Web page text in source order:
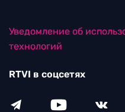
Уведомление об
технологий
RTVI в соцсетях